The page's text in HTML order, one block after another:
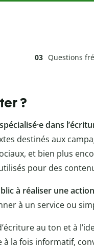
Questions
?
dans
destinés aux
et bien plus
pour des
à réaliser une
à un service ou
au ton et à
la fois informatif,